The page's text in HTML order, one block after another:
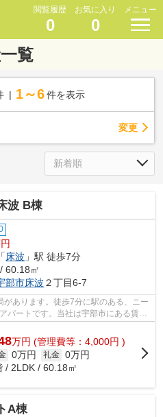
閲覧履歴
0
お気に入り
0
メニュー
覧
1～6 件を表示
変更
波 B棟
「床波 」駅 徒歩7分
60.18㎡
部市床波 ２丁目6-7
あります。徒歩7分に駅のある、ニー
パートです。当社は宇部市にある賃貸
。...
万円 (管理費等：4,000円 )
0万円 礼金 0万円
/ 2LDK / 60.18㎡
A棟